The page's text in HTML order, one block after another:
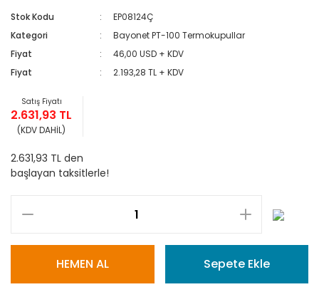
Stok Kodu
EP08124Ç
Kategori
Bayonet PT-100 Termokupullar
Fiyat
46,00 USD + KDV
Fiyat
2.193,28 TL + KDV
Satış Fiyatı
2.631,93 TL
(KDV DAHİL)
2.631,93 TL den
başlayan taksitlerle!
HEMEN AL Sepete Ekle